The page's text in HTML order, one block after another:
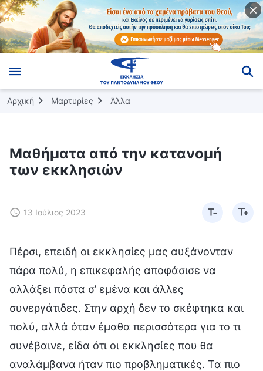
Αρχική Μαρτυρίες Άλλα
Μαθήματα από την κατανομή
των εκκλησιών
13 Ιούλιος 2023
Πέρσι, επειδή οι εκκλησίες μας αυξάνονταν
πάρα πολύ, η επικεφαλής αποφάσισε να
αλλάξει πόστα σ’ εμένα και άλλες
συνεργάτιδες. Στην αρχή δεν το σκέφτηκα και
πολύ, αλλά όταν έμαθα περισσότερα για το τι
συνέβαινε, είδα ότι οι εκκλησίες που θα
αναλάμβανα ήταν πιο προβληματικές. Τα πιο